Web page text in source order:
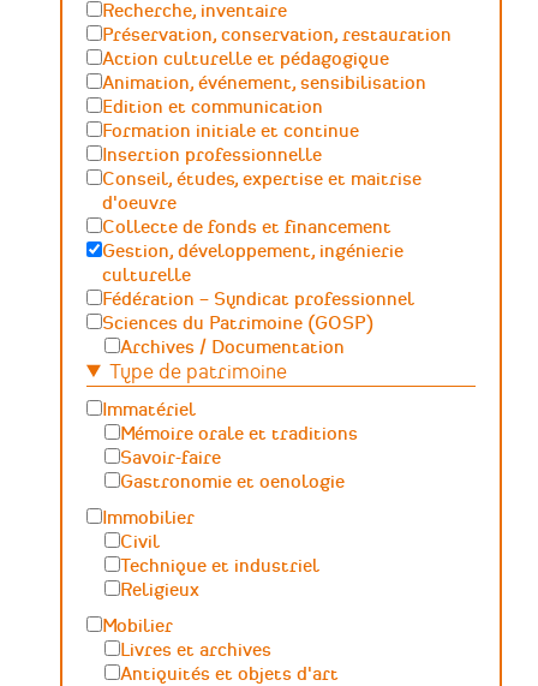
Recherche, inventaire
Préservation, conservation, restauration
Action culturelle et pédagogique
Animation, événement, sensibilisation
Edition et communication
Formation initiale et continue
Insertion professionnelle
Conseil, études, expertise et maitrise
d'oeuvre
Collecte de fonds et financement
Gestion, développement, ingénierie
culturelle
Fédération – Syndicat professionnel
Sciences du Patrimoine (GOSP)
Archives / Documentation
Conservation du patrimoine et
Humanités numériques
Relations Publiques (médiation
culturelle et valorisation)
Sciences des matériaux et de l'ingénierie
Type de patrimoine
Immatériel
Mémoire orale et traditions
Savoir-faire
Gastronomie et oenologie
Immobilier
Civil
Technique et industriel
Religieux
Mobilier
Livres et archives
Antiquités et objets d'art